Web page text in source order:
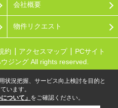
会社概要
物件リクエスト
約 アクセスマップ
PCサイト
ジング All rights reserved.
状況把握、サービス向上検討を目的と
います。
ついて」 をご確認ください。